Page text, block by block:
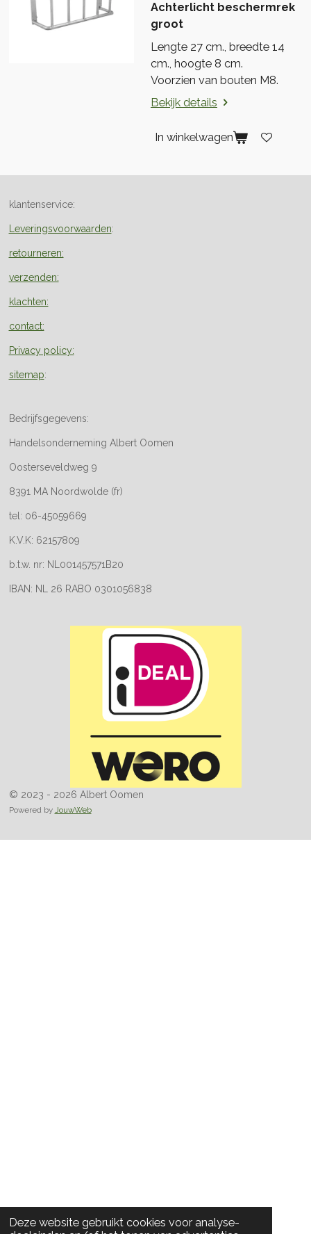
Deze website gebruikt cookies voor analyse-
Achterlicht beschermrek
groot
Lengte 27 cm., breedte 14
cm., hoogte 8 cm.
Voorzien van bouten M8.
Bekijk details
In winkelwagen
klantenservice:
Leveringsvoorwaarden:
retourneren:
verzenden:
klachten:
contact:
Privacy policy:
sitemap:
Bedrijfsgegevens:
Handelsonderneming Albert Oomen
Oosterseveldweg 9
8391 MA Noordwolde (fr)
tel: 06-45059669
K.V.K: 62157809
b.t.w. nr: NL001457571B20
IBAN: NL 26 RABO 0301056838
© 2023 - 2026 Albert Oomen
Powered by JouwWeb